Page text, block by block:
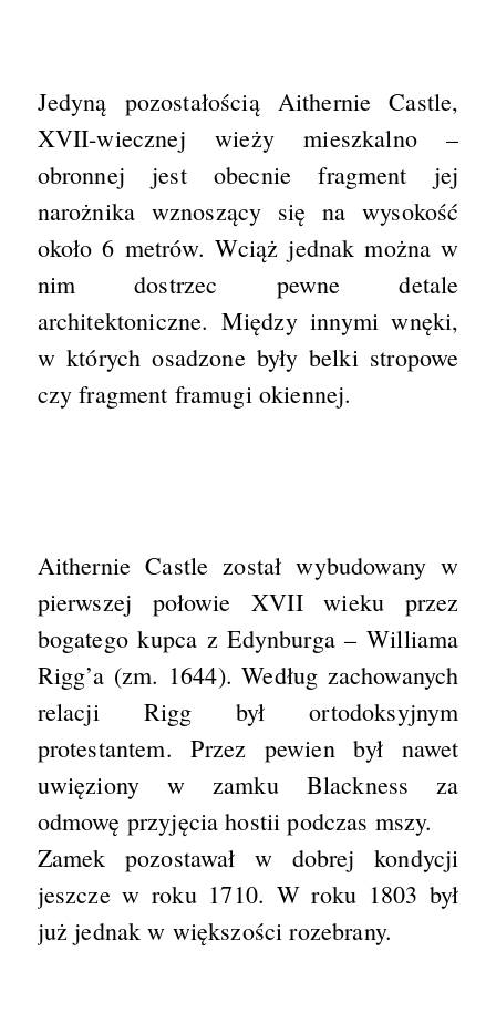
Jedyną pozostałością Aithernie Castle,
XVII-wiecznej wieży mieszkalno –
obronnej jest obecnie fragment jej
narożnika wznoszący się na wysokość
około 6 metrów. Wciąż jednak można w
nim dostrzec pewne detale
architektoniczne. Między innymi wnęki,
w których osadzone były belki stropowe
czy fragment framugi okiennej.
Aithernie Castle został wybudowany w
pierwszej połowie XVII wieku przez
bogatego kupca z Edynburga – Williama
Rigg’a (zm. 1644). Według zachowanych
relacji Rigg był ortodoksyjnym
protestantem. Przez pewien był nawet
uwięziony w zamku Blackness za
odmowę przyjęcia hostii podczas mszy.
Zamek pozostawał w dobrej kondycji
jeszcze w roku 1710. W roku 1803 był
już jednak w większości rozebrany.